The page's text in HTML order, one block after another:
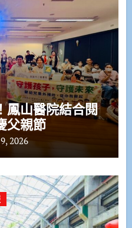
鳳山醫院結合閱
父親節
2026